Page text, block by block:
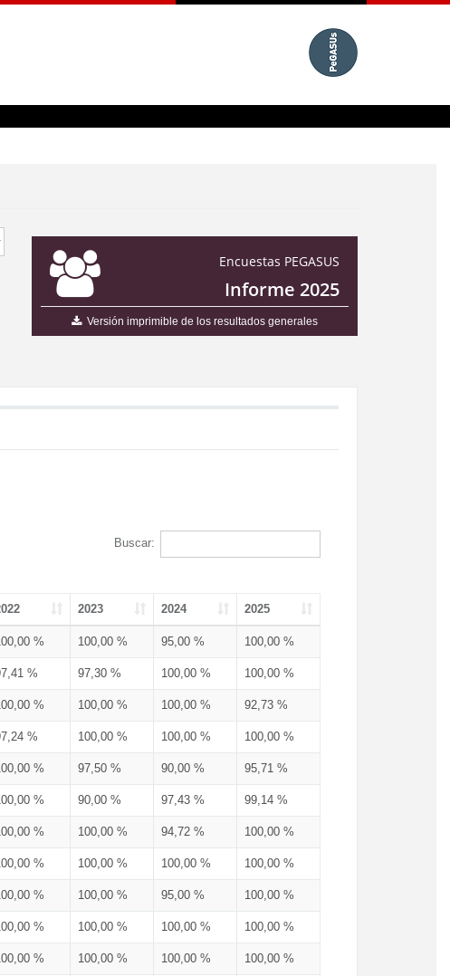
Encuestas PEGASUS
Informe 2025
Versión imprimible de los resultados generales
Buscar:
2023 2024 2025
% 100,00 % 95,00 % 100,00 %
% 97,30 % 100,00 % 100,00 %
% 100,00 % 100,00 % 92,73 %
% 100,00 % 100,00 % 100,00 %
% 97,50 % 90,00 % 95,71 %
% 90,00 % 97,43 % 99,14 %
% 100,00 % 94,72 % 100,00 %
% 100,00 % 100,00 % 100,00 %
% 100,00 % 95,00 % 100,00 %
% 100,00 % 100,00 % 100,00 %
% 100,00 % 100,00 % 100,00 %